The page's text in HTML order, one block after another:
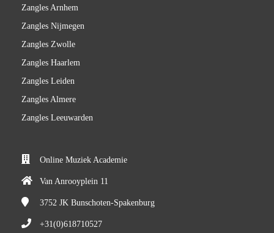
Zangles Arnhem
Zangles Nijmegen
Zangles Zwolle
Zangles Haarlem
Zangles Leiden
Zangles Almere
Zangles Leeuwarden
Online Muziek Academie
Van Anrooyplein 11
3752 JK Bunschoten-Spakenburg
+31(0)618710527